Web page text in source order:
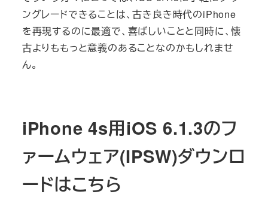
ングレードできることは、古き良き時代のiPhone
を再現するのに最適で、喜ばしいことと同時に、懐
古よりももっと意義のあることなのかもしれませ
ん。
iPhone 4s用iOS 6.1.3のフ
ァームウェア(IPSW)ダウンロ
ードはこちら